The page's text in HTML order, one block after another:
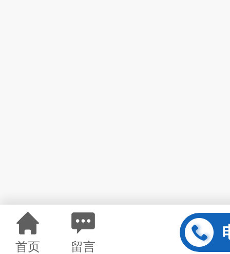
首页 留言